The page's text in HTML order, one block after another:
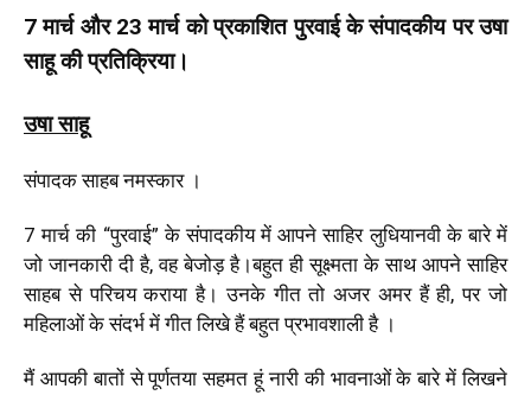
7 मार्च और 23 मार्च को प्रकाशित पुरवाई के संपादकीय पर उषा
साहू की प्रतिक्रिया।
उषा साहू
संपादक साहब नमस्कार ।
7 मार्च की “पुरवाई” के संपादकीय में आपने साहिर लुधियानवी के बारे में
जो जानकारी दी है, वह बेजोड़ है।बहुत ही सूक्ष्मता के साथ आपने साहिर
साहब से परिचय कराया है। उनके गीत तो अजर अमर हैं ही, पर जो
महिलाओं के संदर्भ में गीत लिखे हैं बहुत प्रभावशाली है ।
मैं आपकी बातों से पूर्णतया सहमत हूं नारी की भावनाओं के बारे में लिखने